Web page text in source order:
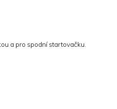
a pro spodní startovačku.